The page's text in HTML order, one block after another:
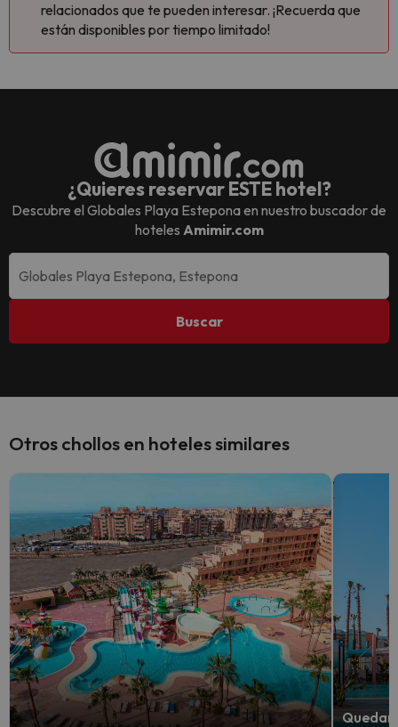
relacionados que te pueden interesar. ¡Recuerda que
están disponibles por tiempo limitado!
¿Quieres reservar ESTE hotel?
Descubre el Globales Playa Esteponaen nuestro buscador de
hoteles Amimir.com
Buscar
Otros chollos en hoteles similares
Quedan